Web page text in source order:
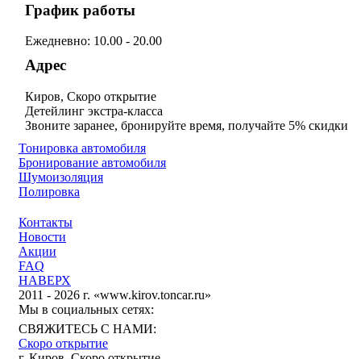
График работы
Ежедневно: 10.00 - 20.00
Адрес
Киров, Скоро открытие
Детейлинг экстра-класса
Звоните заранее, бронируйте время, получайте 5% скидки
Контакты
Новости
Акции
FAQ
НАВЕРХ
2011 - 2026 г. «www.kirov.toncar.ru»
Тонировка автомобиля
Бронирование автомобиля
Шумоизоляция
Полировка
Мы в социальных сетях:
СВЯЖИТЕСЬ С НАМИ:
Скоро открытие